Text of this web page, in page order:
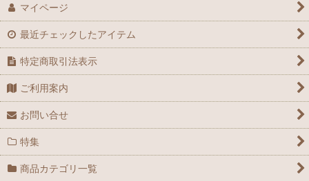
マイページ
最近チェックしたアイテム
特定商取引法表示
ご利用案内
お問い合せ
特集
商品カテゴリ一覧